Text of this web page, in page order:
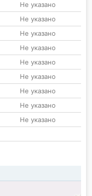
Не указано
Не указано
Не указано
Не указано
Не указано
Не указано
Не указано
Не указано
Не указано